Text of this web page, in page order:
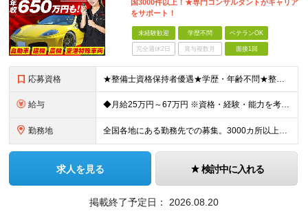
国3000件以上！★専門コンサルタントがキャリア
をサポート！
未経験歓迎 学歴不問 ベテランOK
完全週休2日 賞与複数月 面接1回
応募資格 ★整備士資格保持者優遇★学歴・年齢不問★整備経験者・既卒者・第二新卒・車業界経験者・未経験者歓迎！ ◎経験や資格を活かしてキャリアアップしたい方 ◎ライフスタイルに合った働き方を求めている方 ◎技術
給与 ◆月給25万円～67万円 ※資格・経験・能力を考慮の上、優遇 ※現年収・年齢・経験・資格・能力等、総合的に考慮し、決定します。 ※自動車整備の実務経験がある方はご相談ください！ ※試用期間有(同待遇/
勤務地 全国各地にある勤務先での募集。3000カ所以上から希望を考慮し決定。 ★転居を伴う転勤なし。 ★遠方からのご応募も歓迎！引越など赴任に伴う費用、家賃は全額負担します（会社規定による）。 ★請負先
求人を見る 検討中に入れる
掲載終了予定日： 2026.08.20